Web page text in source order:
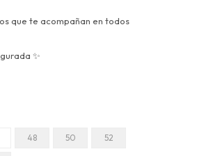
que te acompañan en todos
✨
48 50 52